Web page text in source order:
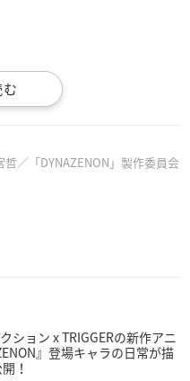
、丸山 浩、田口清隆、岡本
ー：浅野元
フィニカ）
哲／「DYNAZENON 」製作委員会
ション x TRIGGERの新作アニ
』登場キャラの日常が描
！